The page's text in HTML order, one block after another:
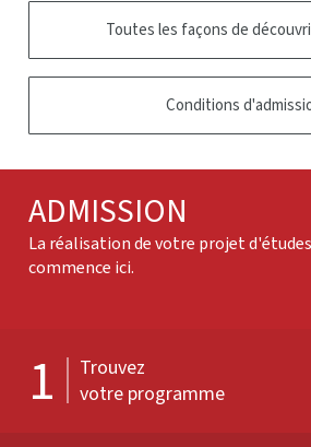
Toutes les façons de
Conditions
ADMISSION
La réalisation de votre projet
commence ici.
1
Trouvez
votre programme